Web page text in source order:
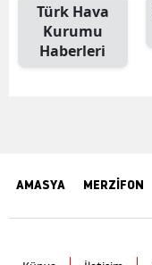
Türk Hava
Kurumu
Haberleri
AMASYA MERZİFON